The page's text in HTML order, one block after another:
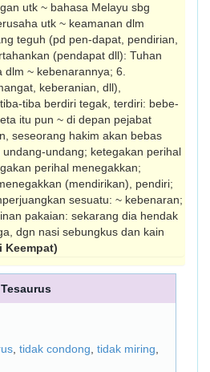
utk ~ bahasa Melayu sbg
utk ~ keamanan dlm
teguh (pd pen-dapat, pendirian,
(pendapat dll): Tuhan
~ kebenarannya; 6.
keberanian, dll),
tiba berdiri tegak, terdiri: bebe-
itu pun ~ di depan pejabat
seseorang hakim akan bebas
undang; ketegakan perihal
perihal menegakkan;
(men­dirikan), pendiri;
sesuatu: ~ kebenaran;
pakaian: sekarang dia hendak
dgn nasi sebungkus dan kain
Keempat)
Tesaurus
tidak condong tidak miring